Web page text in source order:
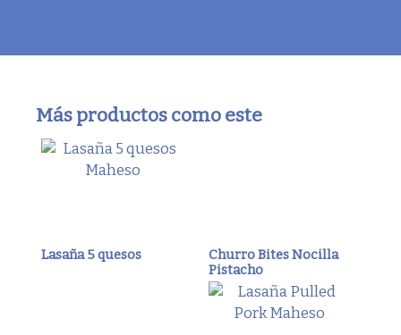
Más productos como este
Lasaña 5 quesos
Churro Bites Nocilla
Pistacho